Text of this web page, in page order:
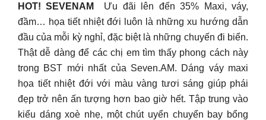
HOT! SEVENAM
Ưu đãi lên đến 35% Maxi, váy,
đầm… họa tiết nhiệt đới luôn là những xu hướng dẫn
đầu của mỗi kỳ nghỉ, đặc biệt là những chuyến đi biển.
Thật dễ dàng để các chị em tìm thấy phong cách này
trong BST mới nhất của Seven.AM. Dáng váy maxi
họa tiết nhiệt đới với màu vàng tươi sáng giúp phái
đẹp trở nên ấn tượng hơn bao giờ hết. Tập trung vào
kiểu dáng xoè nhẹ, một chút uyển chuyển bay bổng